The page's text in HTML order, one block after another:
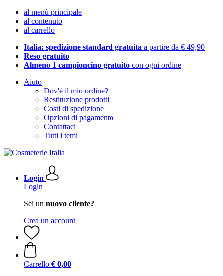
al menù principale
al contenuto
al carrello
Italia: spedizione standard gratuita a partire da € 49,90
Reso gratuito
Almeno 1 campioncino gratuito con ogni ordine
Aiuto
Dov'è il mio ordine?
Restituzione prodotti
Costi di spedizione
Opzioni di pagamento
Contattaci
Tutti i temi
Login
Login
Sei un nuovo cliente?
Crea un account
Carrello € 0,00